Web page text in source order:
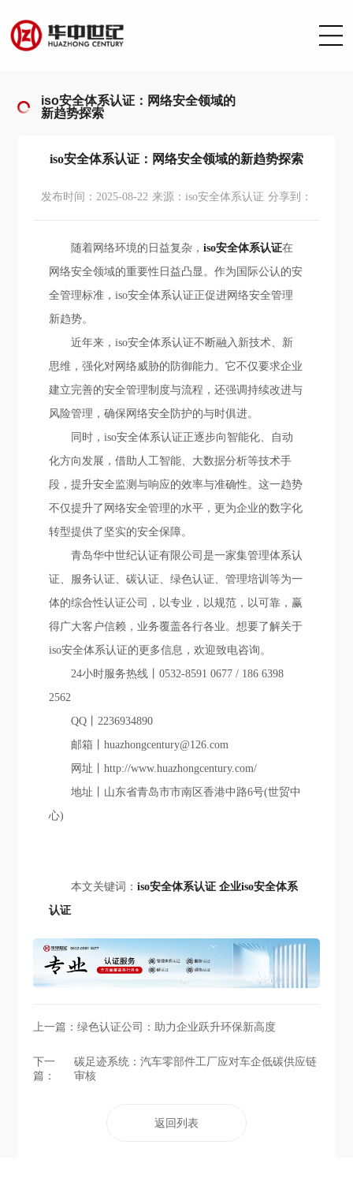
iso安全体系认证：网络安全领域的
新趋势探索
iso安全体系认证：网络安全领域的新趋势探索
发布时间：2025-08-22 来源：iso安全体系认证 分享到：
随着网络环境的日益复杂，iso安全体系认证在
网络安全领域的重要性日益凸显。作为国际公认的安
全管理标准，iso安全体系认证正促进网络安全管理
新趋势。
近年来，iso安全体系认证不断融入新技术、新
思维，强化对网络威胁的防御能力。它不仅要求企业
建立完善的安全管理制度与流程，还强调持续改进与
风险管理，确保网络安全防护的与时俱进。
同时，iso安全体系认证正逐步向智能化、自动
化方向发展，借助人工智能、大数据分析等技术手
段，提升安全监测与响应的效率与准确性。这一趋势
不仅提升了网络安全管理的水平，更为企业的数字化
转型提供了坚实的安全保障。
青岛华中世纪认证有限公司是一家集管理体系认
证、服务认证、碳认证、绿色认证、管理培训等为一
体的综合性认证公司，以专业，以规范，以可靠，赢
得广大客户信赖，业务覆盖各行各业。想要了解关于
iso安全体系认证的更多信息，欢迎致电咨询。
24小时服务热线丨0532-8591 0677 / 186 6398
2562
QQ丨2236934890
邮箱丨huazhongcentury@126.com
网址丨http://www.huazhongcentury.com/
地址丨山东省青岛市市南区香港中路6号(世贸中
心)
本文关键词：iso安全体系认证 企业iso安全体系
认证
上一篇：绿色认证公司：助力企业跃升环保新高度
下一
篇：
碳足迹系统：汽车零部件工厂应对车企低碳供应链
审核
返回列表